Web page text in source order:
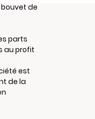
bouvet de
parts
au profit
est
de la